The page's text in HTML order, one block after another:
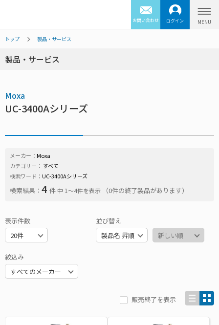
お問い合わせ ログイン
トップ 製品・サービス
製品・サービス
Moxa
UC-3400Aシリーズ
メーカー： Moxa
カテゴリー： すべて
検索ワード： UC-3400Aシリーズ
検索結果： 4 件 中 1〜4件を表示 （0件の終了製品があります）
表示件数 並び替え
絞込み
販売終了を表示